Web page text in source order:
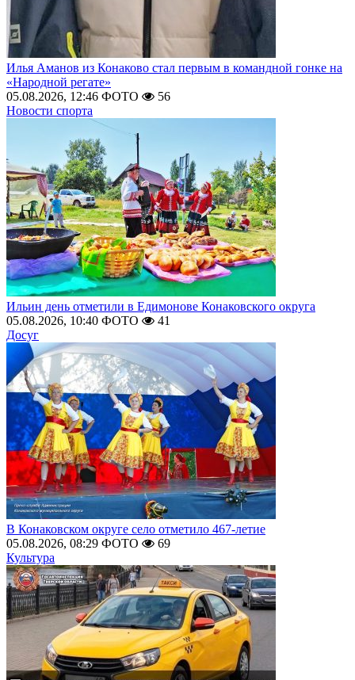
Илья Аманов из Конаково стал первым в командной гонке на
«Народной регате»
05.08.2026, 12:46 ФОТО
56
Новости спорта
Ильин день отметили в Едимонове Конаковского округа
05.08.2026, 10:40 ФОТО
41
Досуг
В Конаковском округе село отметило 467-летие
05.08.2026, 08:29 ФОТО
69
Культура